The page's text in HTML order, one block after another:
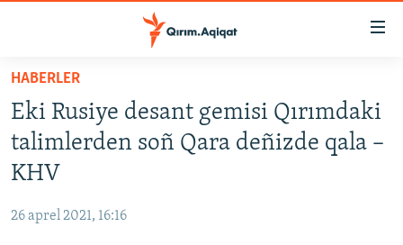
Esas
qaytmaq
Baş
navigatsiyağa
qaytmaq
Qıdıruvğa
qaytmaq
HABERLER
SİYASET
İQTİSADİYAT
MEDENİYET
HABERLER
Eki Rusiye desant gemisi Qırımdaki
talimlerden soñ Qara deñizde qala –
KHV
26 aprel 2021, 16:16